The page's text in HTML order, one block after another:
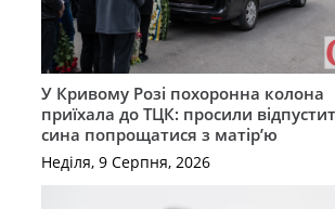
У Кривому Розі похоронна колона
приїхала до ТЦК: просили
сина попрощатися з матір’ю
Неділя, 9 Серпня, 2026